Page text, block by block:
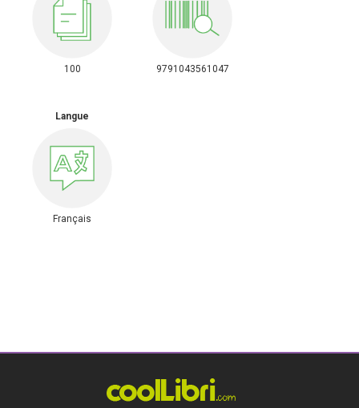
100 9791043561047
Langue
Français